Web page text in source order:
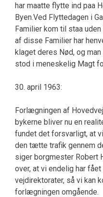
har maatte flytte ind paa
Byen.Ved Flyttedagen i
Familier kom til staa
af disse Familier har
klaget deres Nød, og
stod i meneskelig Magt
30. april 1963:
Forlægningen af
bykerne bliver nu en
fundet det forsvarligt, at
den tætte trafik gennem
siger borgmester Robert
over, at vi endelig har
vejdirektorater, så vi kan
forlægningen omgående.